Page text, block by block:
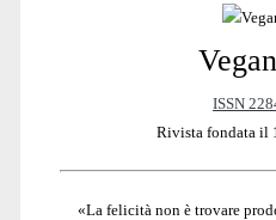
ISSN
Rivista fondata il
«La felicità non è trovare